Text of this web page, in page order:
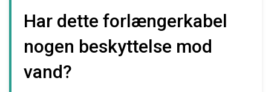
Har dette forlængerkabel
nogen beskyttelse mod
vand?